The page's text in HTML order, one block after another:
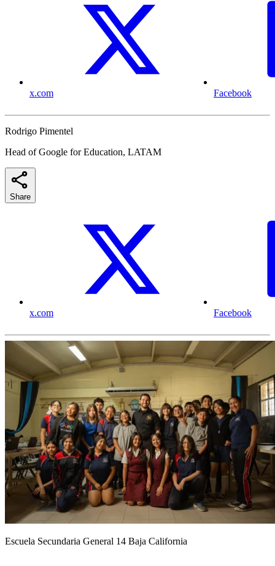
x.com Facebook
Rodrigo Pimentel
Head of Google for Education, LATAM
Share
x.com Facebook
Escuela Secundaria General 14 Baja California